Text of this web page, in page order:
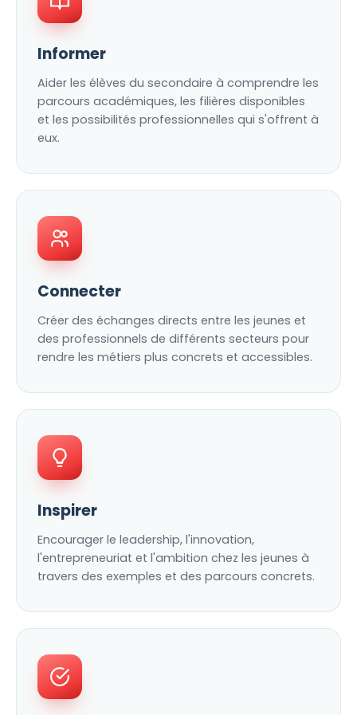
Informer
Aider les élèves du secondaire à comprendre les
parcours académiques, les filières disponibles
et les possibilités professionnelles qui s'offrent à
eux.
Connecter
Créer des échanges directs entre les jeunes et
des professionnels de différents secteurs pour
rendre les métiers plus concrets et accessibles.
Inspirer
Encourager le leadership, l'innovation,
l'entrepreneuriat et l'ambition chez les jeunes à
travers des exemples et des parcours concrets.